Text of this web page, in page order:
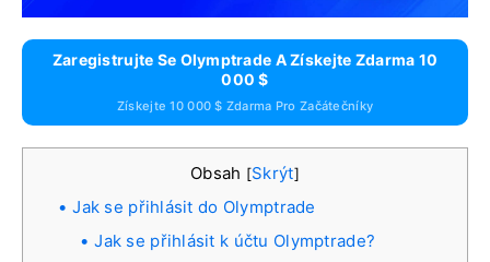
Zaregistrujte Se Olymptrade A Získejte Zdarma 10
000 $
Získejte 10 000 $ Zdarma Pro Začátečníky
Obsah [Skrýt]
Jak se přihlásit do Olymptrade
Jak se přihlásit k účtu Olymptrade?